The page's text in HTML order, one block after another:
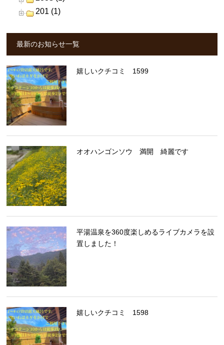
201 (1)
最新のお知らせ一覧
嬉しいクチコミ 1599
オオハンゴンソウ 満開 綺麗です
平湯温泉を360度楽しめるライブカメラを設
置しました！
嬉しいクチコミ 1598